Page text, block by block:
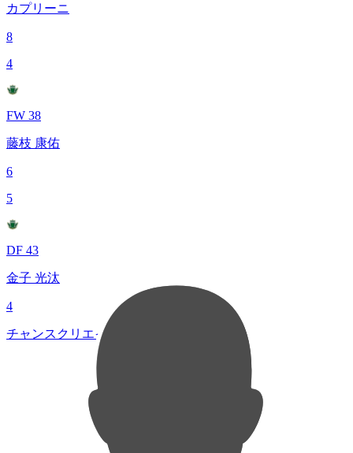
カプリーニ
8
4
FW 38
藤枝 康佑
6
5
DF 43
金子 光汰
4
チャンスクリエイト総数